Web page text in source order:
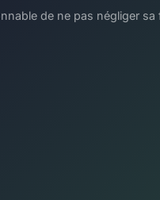
de ne pas négliger sa